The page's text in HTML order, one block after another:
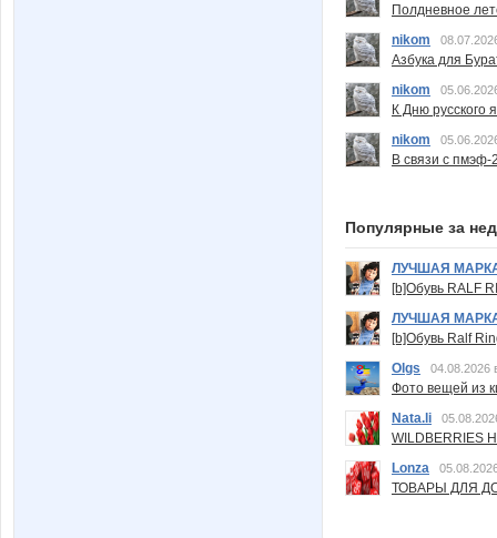
Полдневное
nikom
Азбука для
nikom
К Дню русского
nikom
В связи с пмэф-
Популярные за
ЛУЧШАЯ
[b]Обувь RALF
ЛУЧШАЯ
[b]Обувь Ralf
Olgs
04.08.2026
Фото вещей из
Nata.li
Lonza
ТОВАРЫ ДЛЯ